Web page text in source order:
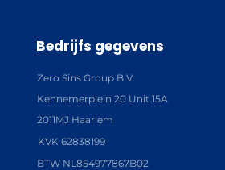
Bedrijfs gegevens
Zero Sins Group B.V.
Kennemerplein 20 Unit 15A
2011MJ Haarlem
KVK 62838199
BTW NL854977867B02